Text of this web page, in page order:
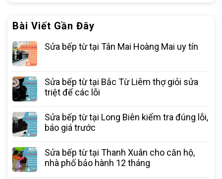
Bài Viết Gần Đây
Sửa bếp từ tại Tân Mai Hoàng Mai uy tín
Sửa bếp từ tại Bắc Từ Liêm thợ giỏi sửa
triệt để các lỗi
Sửa bếp từ tại Long Biên kiểm tra đúng lỗi,
báo giá trước
Sửa bếp từ tại Thanh Xuân cho căn hộ,
nhà phố bảo hành 12 tháng